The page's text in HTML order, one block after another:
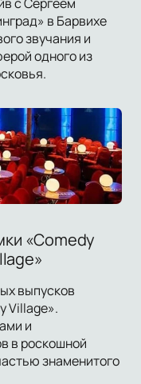
с Сергеем
в Барвихе
звучания и
одного из
«Comedy
выпусков
Village».
и
в роскошной
знаменитого